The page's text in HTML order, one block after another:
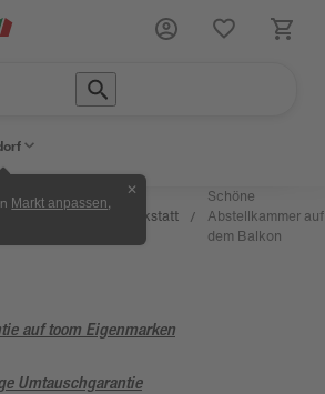
Markt anpassen
✕
Kreativwerkstatt /
Schöne
Abstellkammer auf
dem Balkon
auf toom Eigenmarken
Umtauschgarantie